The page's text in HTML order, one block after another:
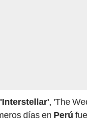
'Interstellar', 'The
días en Perú